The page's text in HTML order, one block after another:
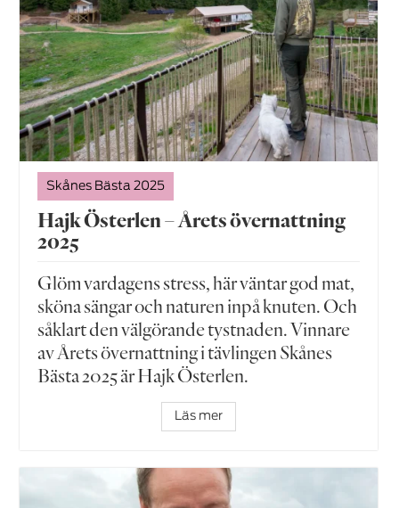
Skånes Bästa 2025
Hajk Österlen – Årets övernattning
2025
Glöm vardagens stress, här väntar god mat,
sköna sängar och naturen inpå knuten. Och
såklart den välgörande tystnaden. Vinnare
av Årets övernattning i tävlingen Skånes
Bästa 2025 är Hajk Österlen.
Läs mer